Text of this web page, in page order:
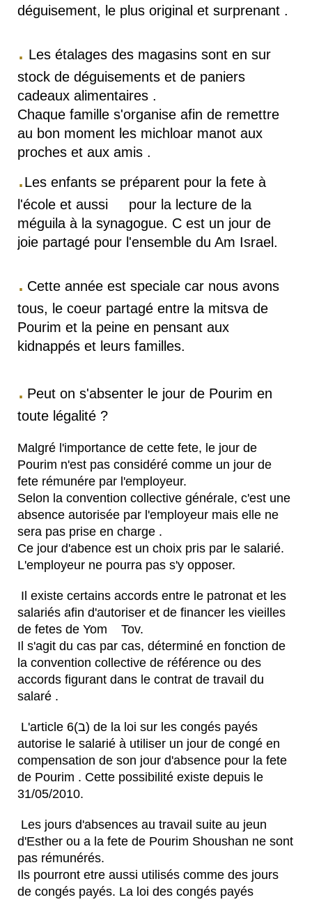
déguisement, le plus original et surprenant .
. Les étalages des magasins sont en sur
stock de déguisements et de paniers
cadeaux alimentaires .
Chaque famille s'organise afin de remettre
au bon moment les michloar manot aux
proches et aux amis .
.Les enfants se préparent pour la fete à
l'école et aussi pour la lecture de la
méguila à la synagogue. C est un jour de
joie partagé pour l'ensemble du Am Israel.
. Cette année est speciale car nous avons
tous, le coeur partagé entre la mitsva de
Pourim et la peine en pensant aux
kidnappés et leurs familles.
. Peut on s'absenter le jour de Pourim en
toute légalité ?
Malgré l'importance de cette fete, le jour de
Pourim n'est pas considéré comme un jour de
fete rémunére par l'employeur.
Selon la convention collective générale, c'est une
absence autorisée par l'employeur mais elle ne
sera pas prise en charge .
Ce jour d'abence est un choix pris par le salarié.
L'employeur ne pourra pas s'y opposer.
Il existe certains accords entre le patronat et les
salariés afin d'autoriser et de financer les vieilles
de fetes de Yom Tov.
Il s'agit du cas par cas, déterminé en fonction de
la convention collective de référence ou des
accords figurant dans le contrat de travail du
salaré .
L'article 6(ב) de la loi sur les congés payés
autorise le salarié à utiliser un jour de congé en
compensation de son jour d'absence pour la fete
de Pourim . Cette possibilité existe depuis le
31/05/2010.
Les jours d'absences au travail suite au jeun
d'Esther ou a la fete de Pourim Shoushan ne sont
pas rémunérés.
Ils pourront etre aussi utilisés comme des jours
de congés payés. La loi des congés payés